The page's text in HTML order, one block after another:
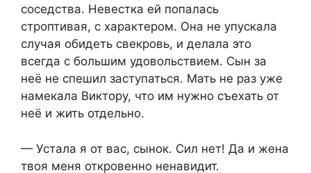
соседства. Невестка ей попалась
строптивая, с характером. Она не упускала
случая обидеть свекровь, и делала это
всегда с большим удовольствием. Сын за
неё не спешил заступаться. Мать не раз уже
намекала Виктору, что им нужно съехать от
неё и жить отдельно.
— Устала я от вас, сынок. Сил нет! Да и жена
твоя меня откровенно ненавидит.